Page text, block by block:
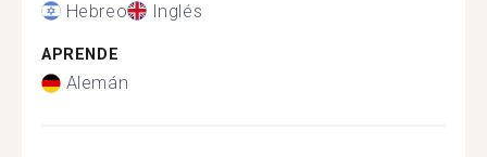
Hebreo Inglés
APRENDE
Alemán